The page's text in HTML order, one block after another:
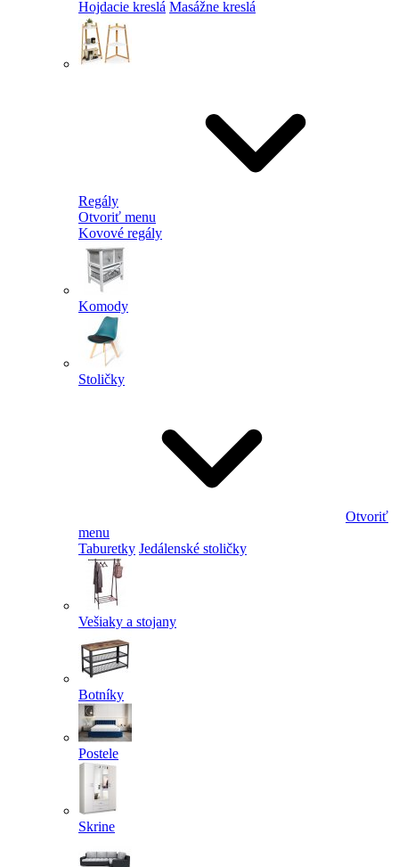
Hojdacie kreslá Masážne kreslá
Regály
Otvoriť menu
Kovové regály
Komody
Stoličky
Otvoriť
menu
Taburetky Jedálenské stoličky
Vešiaky a stojany
Botníky
Postele
Skrine